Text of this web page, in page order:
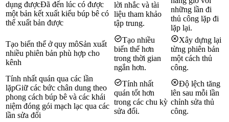
dụng đượcĐã đến lúc có được
một bản kết xuất kiểu búp bê có
thể xuất bản được
lời nhắc và tài
liệu tham khảo
tập trung.
những lần đi
thủ công lặp đi
lặp lại.
Tạo biến thể ở quy môSản xuất
nhiều phiên bản phù hợp cho
kênh
Tạo nhiều
biến thể hơn
trong thời gian
ngắn hơn.
Xây dựng lại
từng phiên bản
một cách thủ
công.
Tính nhất quán qua các lần
lặpGiữ các bức chân dung theo
phong cách búp bê và các khái
niệm đóng gói mạch lạc qua các
lần sửa đổi
Tính nhất
quán tốt hơn
trong các chu kỳ
sửa đổi.
Độ lệch tăng
lên sau mỗi lần
chỉnh sửa thủ
công.